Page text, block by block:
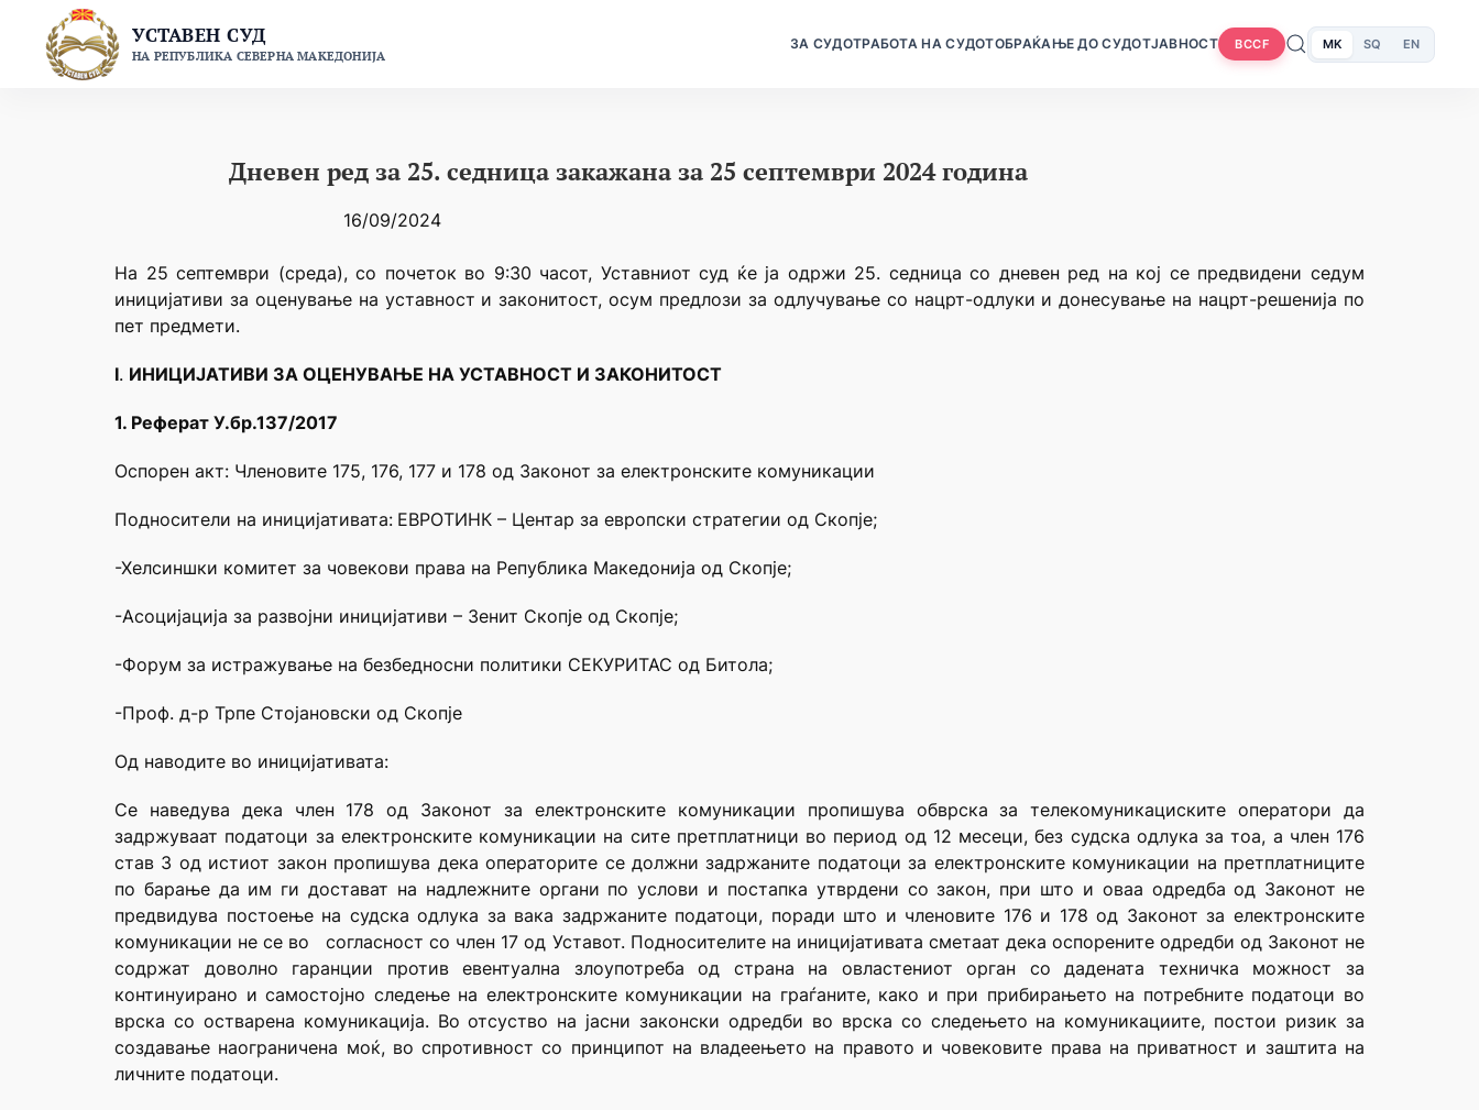
content
УСТАВЕН СУД
НА РЕПУБЛИКА СЕВЕРНА МАКЕДОНИЈА
ЗА СУДОТРАБОТА НА СУДОТОБРАЌАЊЕ ДО СУДОТЈАВНОСТ BCCF MK SQ EN
Дневен ред за 25. седница закажана за 25 септември 2024 година
16/09/2024
На 25 септември (среда), со почеток во 9:30 часот, Уставниот суд ќе ја одржи 25. седница со дневен ред на кој се предвидени седум
иницијативи за оценување на уставност и законитост, осум предлози за одлучување со нацрт-одлуки и донесување на нацрт-решенија по
пет предмети.
I. ИНИЦИЈАТИВИ ЗА ОЦЕНУВАЊЕ НА УСТАВНОСТ И ЗАКОНИТОСТ
1. Реферат У.бр.137/2017
Оспорен акт: Членовите 175, 176, 177 и 178 од Законот за електронските комуникации
Подносители на иницијативата: ЕВРОТИНК – Центар за европски стратегии од Скопје;
-Хелсиншки комитет за човекови права на Република Македонија од Скопје;
-Асоцијација за развојни иницијативи – Зенит Скопје од Скопје;
-Форум за истражување на безбедносни политики СЕКУРИТАС од Битола;
-Проф. д-р Трпе Стојановски од Скопје
Од наводите во иницијативата:
Се наведува дека член 178 од Законот за електронските комуникации пропишува обврска за телекомуникациските оператори да
задржуваат податоци за електронските комуникации на сите претплатници во период од 12 месеци, без судска одлука за тоа, а член 176
став 3 од истиот закон пропишува дека операторите се должни задржаните податоци за електронските комуникации на претплатниците
по барање да им ги достават на надлежните органи по услови и постапка утврдени со закон, при што и оваа одредба од Законот не
предвидува постоење на судска одлука за вака задржаните податоци, поради што и членовите 176 и 178 од Законот за електронските
комуникации не се во согласност со член 17 од Уставот. Подносителите на иницијативата сметаат дека оспорените одредби од Законот не
содржат доволно гаранции против евентуална злоупотреба од страна на овластениот орган со дадената техничка можност за
континуирано и самостојно следење на електронските комуникации на граѓаните, како и при прибирањето на потребните податоци во
врска со остварена комуникација. Во отсуство на јасни законски одредби во врска со следењето на комуникациите, постои ризик за
создавање наограничена моќ, во спротивност со принципот на владеењето на правото и човековите права на приватност и заштита на
личните податоци.